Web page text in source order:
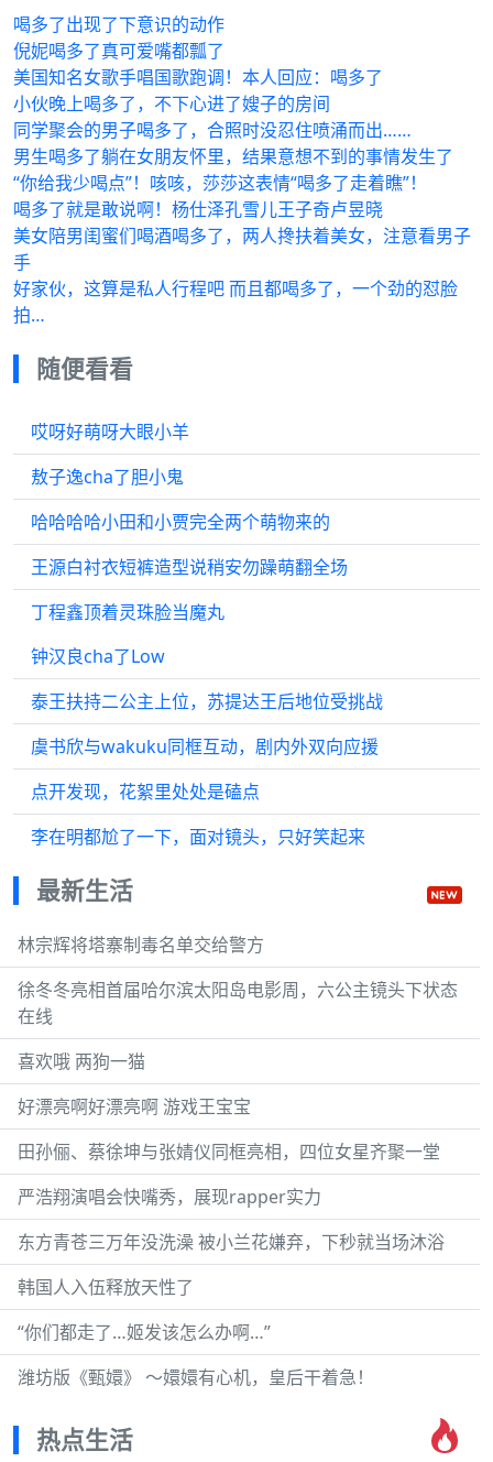
喝多了出现了下意识的动作
倪妮喝多了真可爱嘴都瓢了
美国知名女歌手唱国歌跑调！本人回应：喝多了
小伙晚上喝多了，不下心进了嫂子的房间
同学聚会的男子喝多了，合照时没忍住喷涌而出……
男生喝多了躺在女朋友怀里，结果意想不到的事情发生了
“你给我少喝点”！咳咳，莎莎这表情“喝多了走着瞧”！
喝多了就是敢说啊！杨仕泽孔雪儿王子奇卢昱晓
美女陪男闺蜜们喝酒喝多了，两人搀扶着美女，注意看男子
手
好家伙，这算是私人行程吧 而且都喝多了，一个劲的怼脸
拍…
随便看看
哎呀好萌呀大眼小羊
敖子逸cha了胆小鬼
哈哈哈哈小田和小贾完全两个萌物来的
王源白衬衣短裤造型说稍安勿躁萌翻全场
丁程鑫顶着灵珠脸当魔丸
钟汉良cha了Low
泰王扶持二公主上位，苏提达王后地位受挑战
虞书欣与wakuku同框互动，剧内外双向应援
点开发现，花絮里处处是磕点
李在明都尬了一下，面对镜头，只好笑起来
最新生活
林宗辉将塔寨制毒名单交给警方
徐冬冬亮相首届哈尔滨太阳岛电影周，六公主镜头下状态
在线
喜欢哦 两狗一猫
好漂亮啊好漂亮啊 游戏王宝宝
田孙俪、蔡徐坤与张婧仪同框亮相，四位女星齐聚一堂
严浩翔演唱会快嘴秀，展现rapper实力
东方青苍三万年没洗澡 被小兰花嫌弃，下秒就当场沐浴
韩国人入伍释放天性了
“你们都走了…姬发该怎么办啊…”
潍坊版《甄嬛》 ～嬛嬛有心机，皇后干着急！
热点生活